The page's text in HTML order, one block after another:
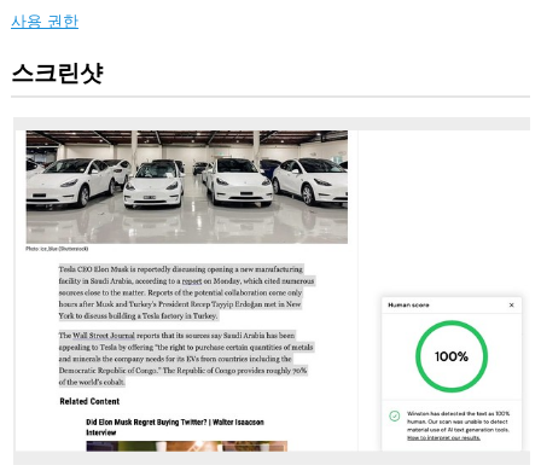
사용 권한
이
확
스크린샷